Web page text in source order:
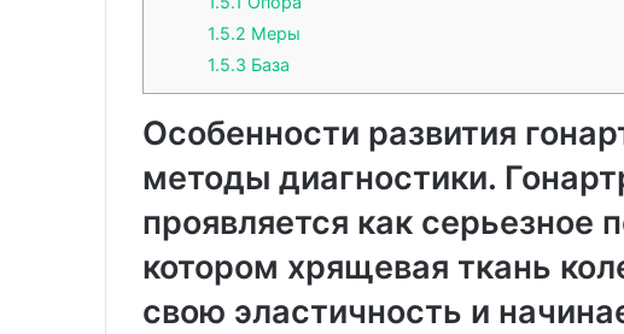
1.5.2 Меры
1.5.3 База
Особенности развития
методы диагностики.
проявляется как серьезное
котором хрящевая ткань
свою эластичность и